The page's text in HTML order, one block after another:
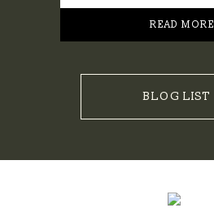
READ MORE
BLOG LIST